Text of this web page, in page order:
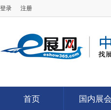
登录 注册
首页 国内展会